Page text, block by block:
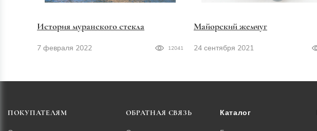
История муранского стекла
7 февраля 2022 12041
Майорский жемчуг
24 сентября 2021
ПОКУПАТЕЛЯМ ОБРАТНАЯ СВЯЗЬ Каталог